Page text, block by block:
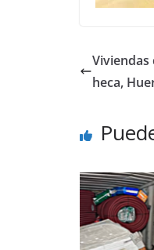
Viviendas
heca,